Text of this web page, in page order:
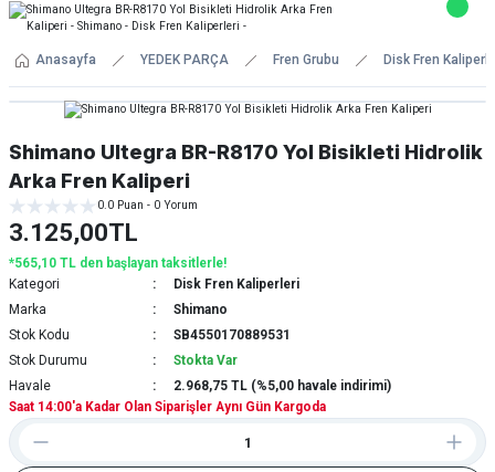
Anasayfa YEDEK PARÇA Fren Grubu Disk Fren
Shimano Ultegra BR-R8170 Yol Bisikleti Hidrolik
Arka Fren Kaliperi
0.0 Puan - 0 Yorum
3.125,00TL
*565,10 TL den başlayan taksitlerle!
Kategori
Disk Fren Kaliperleri
Marka
Shimano
Stok Kodu
SB4550170889531
Stok Durumu
Stokta Var
Havale
2.968,75 TL (%5,00 havale indirimi)
Saat 14:00'a Kadar Olan Siparişler Aynı Gün Kargoda